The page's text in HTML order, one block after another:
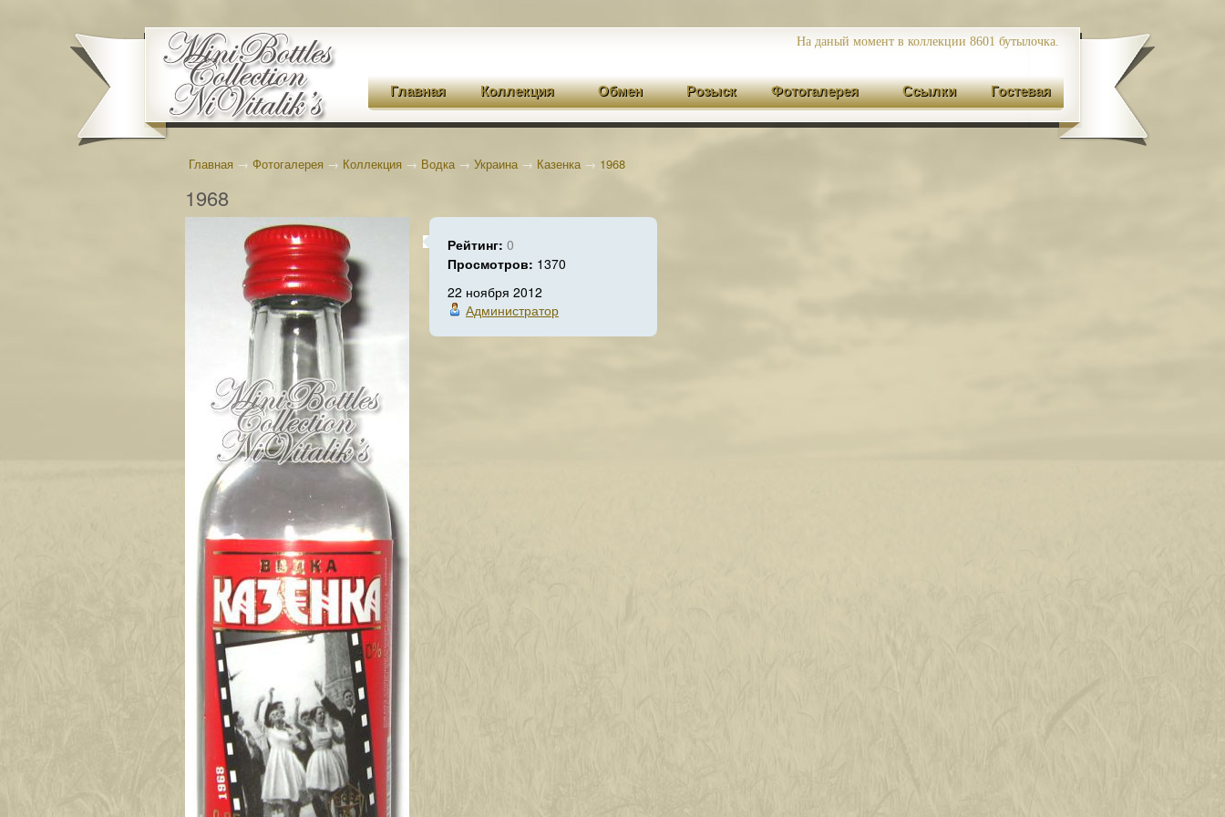
На даный момент в коллекции 8601 бутылочка.
Главная Коллекция Обмен Розыск Фотогалерея Ссылки Гостевая
Главная → Фотогалерея → Коллекция → Водка→ Украина→ Казенка→ 1968
1968
Рейтинг: 0
Просмотров: 1370
22 ноября 2012
Администратор